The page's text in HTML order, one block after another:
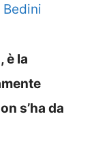
è la
s’ha da